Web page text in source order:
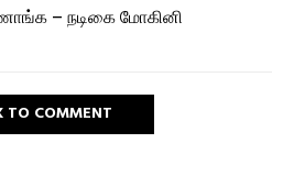
– நடிகை மோகினி
TO COMMENT